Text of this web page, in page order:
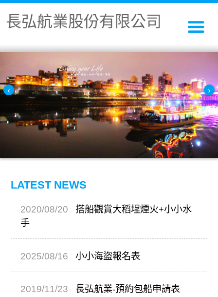
長弘航業股份有限公司
LATEST NEWS
2025/08/16 小小海盜報名表
2019/11/23 長弘航業-預約包船申請表
2020/08/20
搭船觀賞大稻埕煙火+小小水
手